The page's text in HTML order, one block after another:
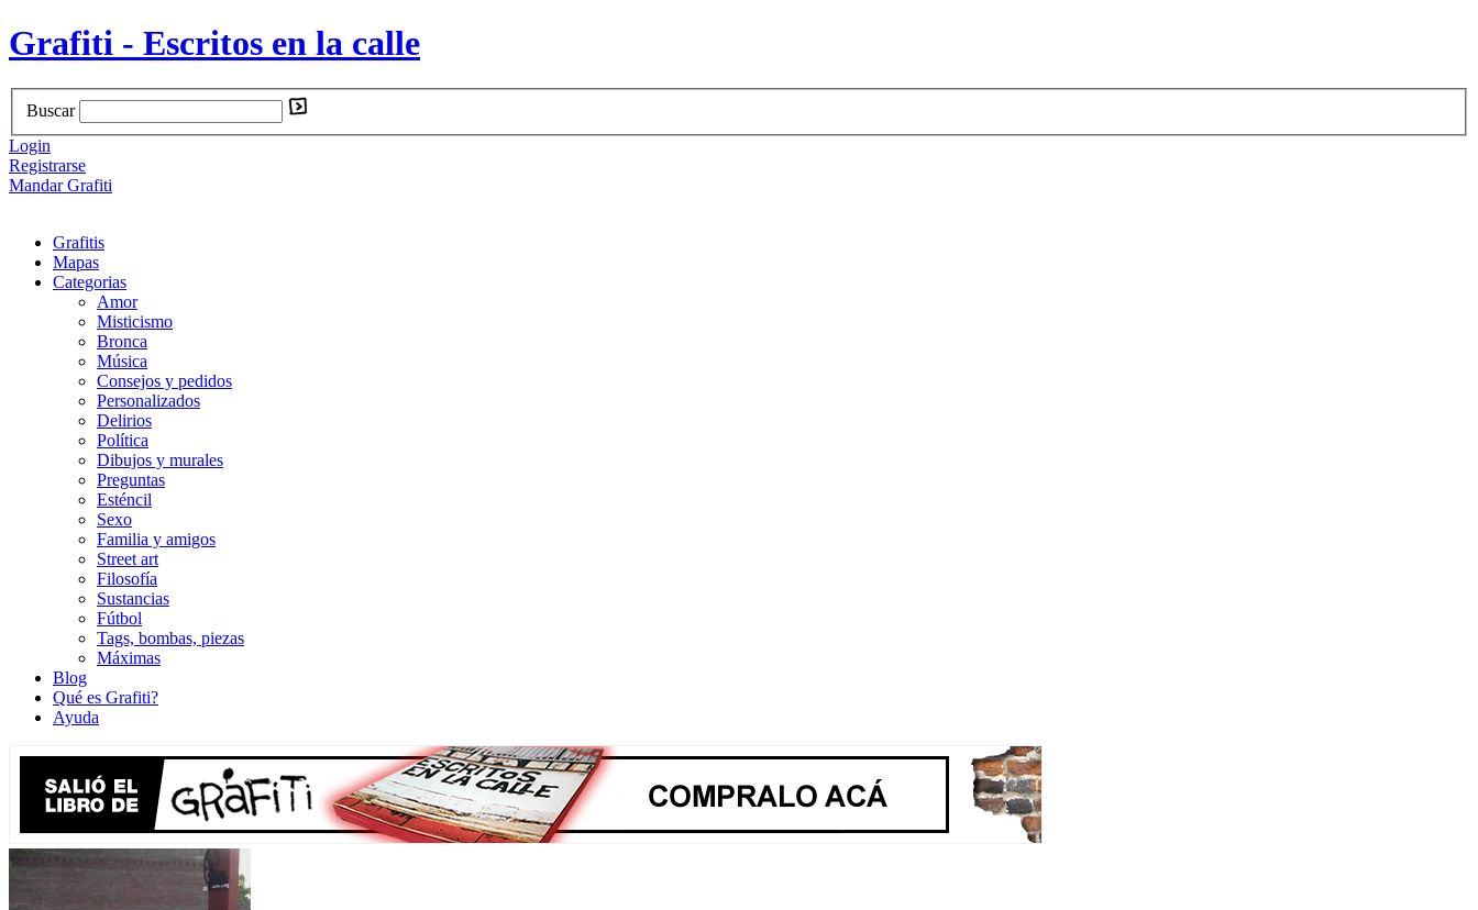
Grafiti - Escritos en la calle
Buscar
Login
Registrarse
Mandar Grafiti
Grafitis
Mapas
Categorias
Amor
Misticismo
Bronca
Música
Consejos y pedidos
Personalizados
Delirios
Política
Dibujos y murales
Preguntas
Esténcil
Sexo
Familia y amigos
Street art
Filosofía
Sustancias
Fútbol
Tags, bombas, piezas
Máximas
Blog
Qué es Grafiti?
Ayuda